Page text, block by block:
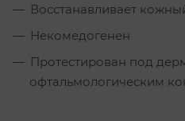
Восстанавливает
Некомедогенен
Протестирован под
офтальмологическим